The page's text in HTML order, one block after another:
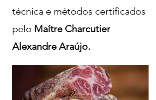
técnica e métodos certificados
pelo Maítre Charcutier
Alexandre Araújo.